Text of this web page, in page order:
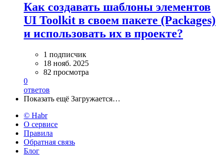
Как создавать шаблоны элементов
UI Toolkit в своем пакете (Packages)
и использовать их в проекте?
1 подписчик
18 нояб. 2025
82 просмотра
0
ответов
Показать ещё Загружается…
© Habr
О сервисе
Правила
Обратная связь
Блог